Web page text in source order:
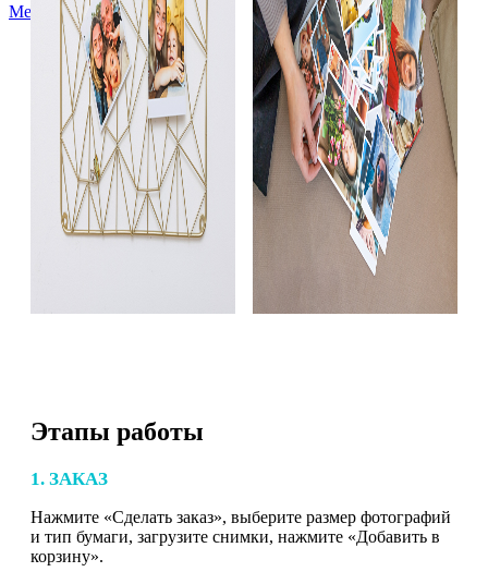
Меню
Этапы работы
1. ЗАКАЗ
Нажмите «Сделать заказ», выберите размер фотографий
и тип бумаги, загрузите снимки, нажмите «Добавить в
корзину».